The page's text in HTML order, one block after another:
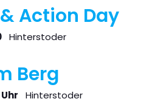
Action Day
Hinterstoder
Berg
Hinterstoder